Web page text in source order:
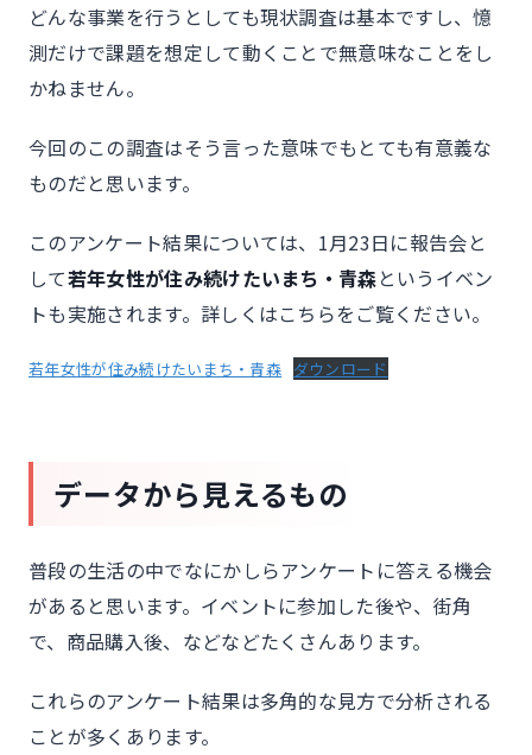
どんな事業を行うとしても現状調査は基本ですし、憶
測だけで課題を想定して動くことで無意味なことをし
かねません。
今回のこの調査はそう言った意味でもとても有意義な
ものだと思います。
このアンケート結果については、1月23日に報告会と
して若年女性が住み続けたいまち・青森というイベン
トも実施されます。詳しくはこちらをご覧ください。
若年女性が住み続けたいまち・青森 ダウンロード
データから見えるもの
普段の生活の中でなにかしらアンケートに答える機会
があると思います。イベントに参加した後や、街角
で、商品購入後、などなどたくさんあります。
これらのアンケート結果は多角的な見方で分析される
ことが多くあります。